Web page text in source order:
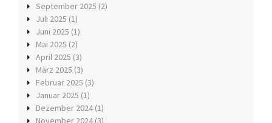
September 2025 (2)
Juli 2025 (1)
Juni 2025 (1)
Mai 2025 (2)
April 2025 (3)
März 2025 (3)
Februar 2025 (3)
Januar 2025 (1)
Dezember 2024 (1)
November 2024 (3)